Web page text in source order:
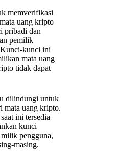
memverifikasi
uang kripto
pribadi dan
pemilik
Kunci-kunci ini
mata uang
tidak dapat
dilindungi untuk
mata uang kripto.
ini tersedia
kunci
pengguna,
masing.